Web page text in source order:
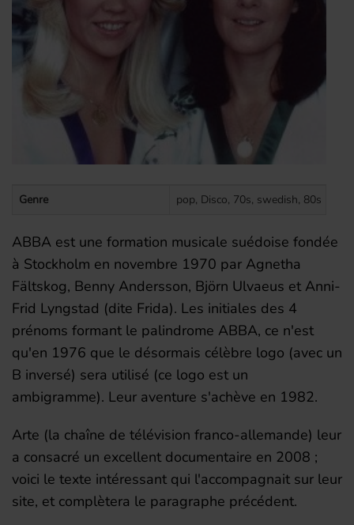
Genre pop, Disco, 70s, swedish, 80s
ABBA est une formation musicale suédoise fondée
à Stockholm en novembre 1970 par Agnetha
Fältskog, Benny Andersson, Björn Ulvaeus et Anni-
Frid Lyngstad (dite Frida). Les initiales des 4
prénoms formant le palindrome ABBA, ce n'est
qu'en 1976 que le désormais célèbre logo (avec un
B inversé) sera utilisé (ce logo est un
ambigramme). Leur aventure s'achève en 1982.
Arte (la chaîne de télévision franco-allemande) leur
a consacré un excellent documentaire en 2008 ;
voici le texte intéressant qui l'accompagnait sur leur
site, et complètera le paragraphe précédent.